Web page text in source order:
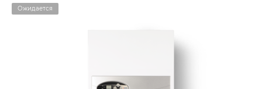
Ожидается